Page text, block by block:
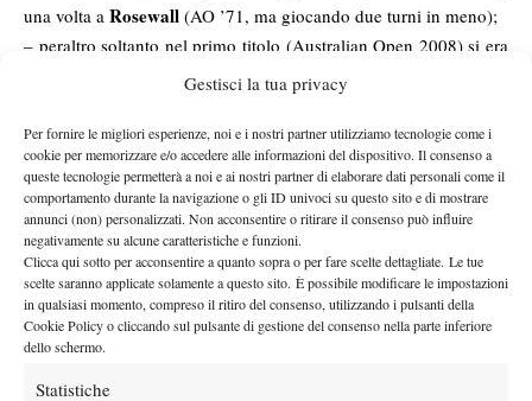
Gestisci la tua privacy
Per fornire le migliori esperienze, noi e i nostri partner utilizziamo tecnologie come i
cookie per memorizzare e/o accedere alle informazioni del dispositivo. Il consenso a
queste tecnologie permetterà a noi e ai nostri partner di elaborare dati personali come il
comportamento durante la navigazione o gli ID univoci su questo sito e di mostrare
annunci (non) personalizzati. Non acconsentire o ritirare il consenso può influire
negativamente su alcune caratteristiche e funzioni.
Clicca qui sotto per acconsentire a quanto sopra o per fare scelte dettagliate. Le tue
scelte saranno applicate solamente a questo sito. È possibile modificare le impostazioni
in qualsiasi momento, compreso il ritiro del consenso, utilizzando i pulsanti della
Cookie Policy o cliccando sul pulsante di gestione del consenso nella parte inferiore
dello schermo.
Statistiche
una volta a Rosewall (AO ’71, ma giocando due turni in meno);
– peraltro soltanto nel primo titolo (Australian Open 2008) si era
presentato in finale senza aver perso set, e prima di quest’anno
conclusivo in 3 set. Un dominio sul campo, con qualche
concessione, qua e là, ai propri avversari (0 set persi nei primi
turni, 2 nei secondi turni, 1 nei terzi turni, 8 agli ottavi, 6 ai
quarti, 9 in semifinale, 11 in finale);
– giunti all’edizione 192 degli Slam era open, mai una finale si
era conclusa per 6-1 7-5 7-6. Molto simile era stato il punteggio
della finale dello US Open del 1994, con Agassi vincente su
Stich per 6-1 7-6 7-5, oppure la finale del già citato Australian